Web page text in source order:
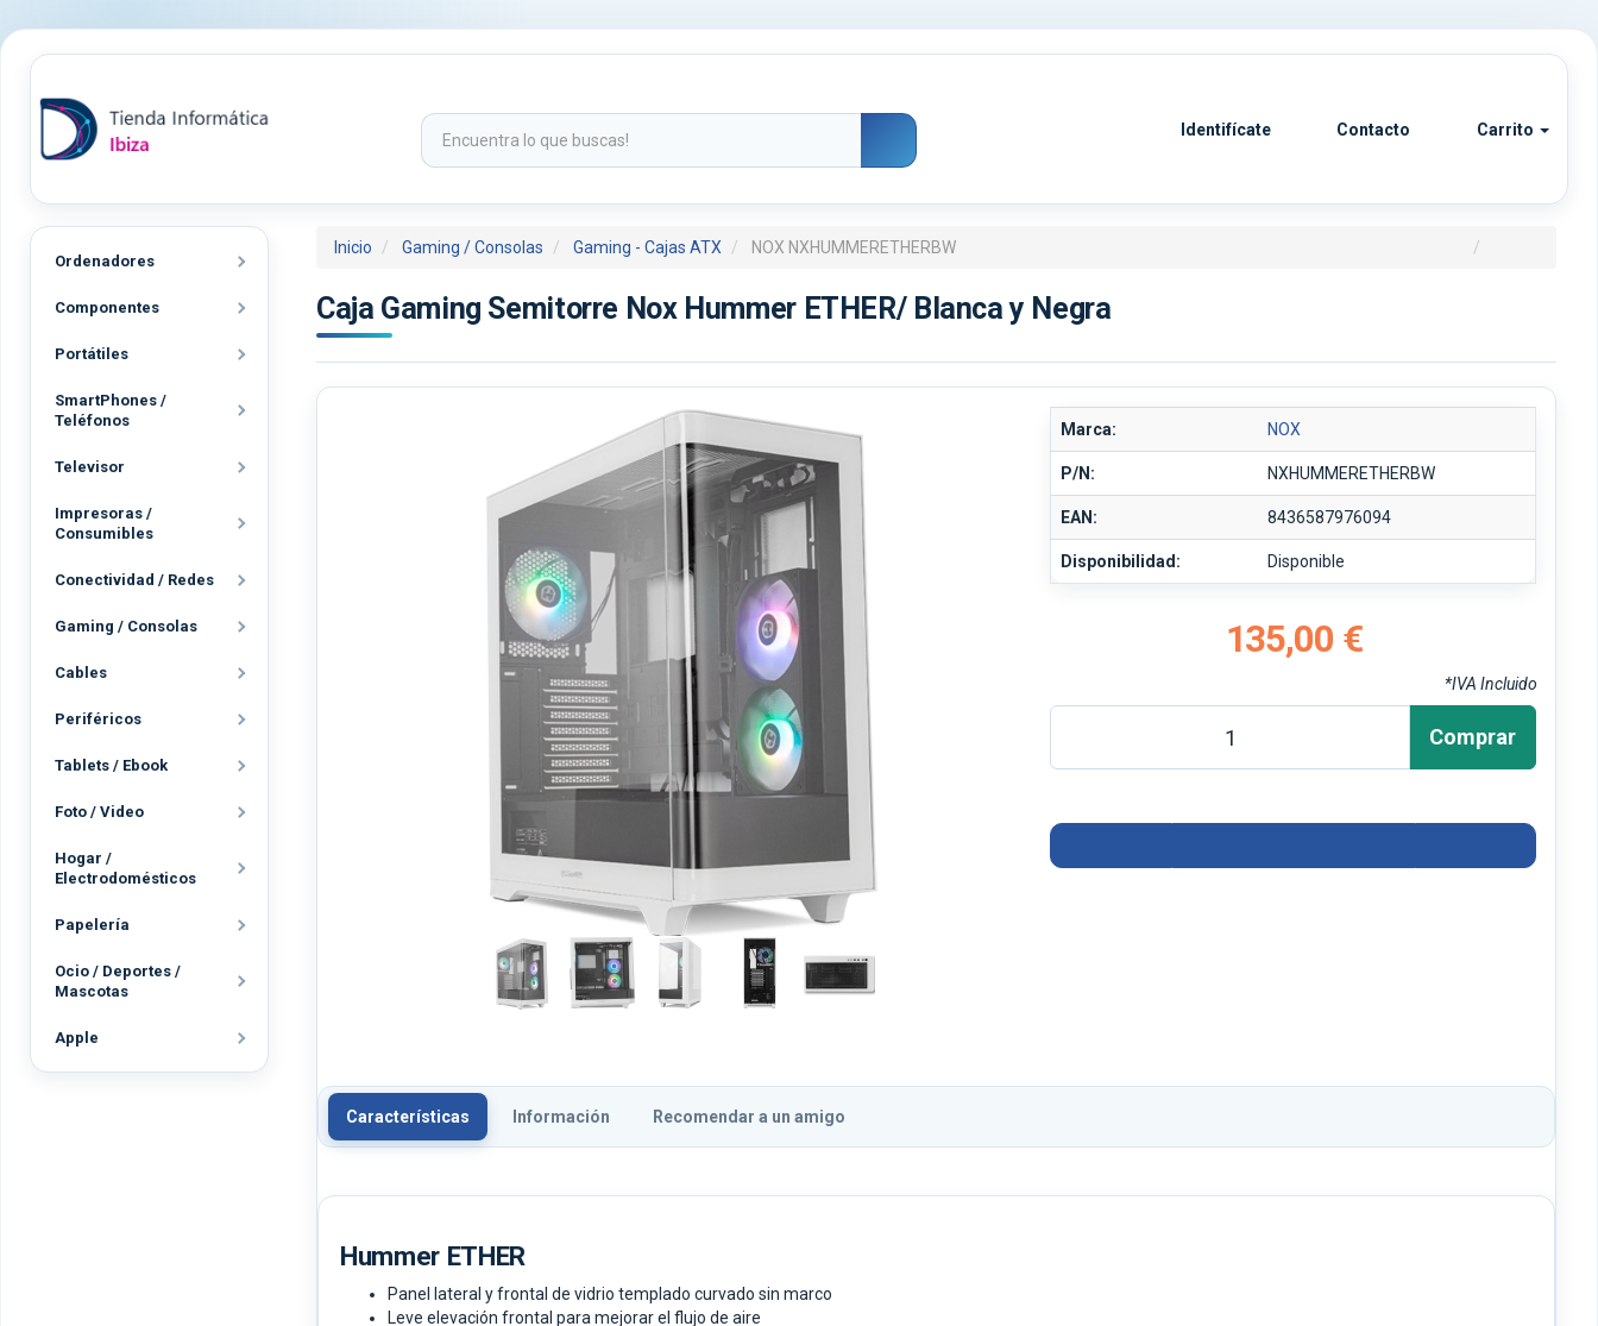
Identifícate Contacto Carrito
Ordenadores
Componentes
Portátiles
SmartPhones /
Teléfonos
Televisor
Impresoras /
Consumibles
Conectividad / Redes
Gaming / Consolas
Cables
Periféricos
Tablets / Ebook
Foto / Video
Hogar /
Electrodomésticos
Papelería
Ocio / Deportes /
Mascotas
Apple
Inicio Gaming / Consolas Gaming - Cajas ATX NOX NXHUMMERETHERBW
Caja Gaming Semitorre Nox Hummer ETHER/ Blanca y Negra
Marca: NOX
P/N: NXHUMMERETHERBW
EAN: 8436587976094
Disponibilidad: Disponible
135,00 €
*IVA Incluido
Comprar
Características Información Recomendar a un amigo
Hummer ETHER
Panel lateral y frontal de vidrio templado curvado sin marco
Leve elevación frontal para mejorar el flujo de aire